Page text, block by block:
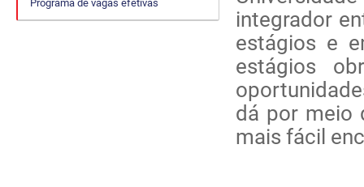
Programa de vagas efetivas
integrador
estágios e
estágios
dá por meio
mais fácil